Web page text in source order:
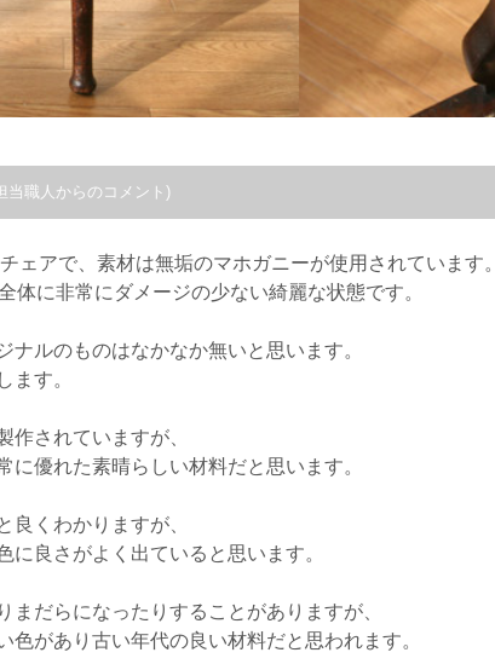
当職人からのコメント)
ェアで、素材は無垢のマホガニーが使用されています。
体に非常にダメージの少ない綺麗な状態です。
ルのものはなかなか無いと思います。
ます。
作されていますが、
優れた素晴らしい材料だと思います。
良くわかりますが、
良さがよく出ていると思います。
だらになったりすることがありますが、
色があり古い年代の良い材料だと思われます。